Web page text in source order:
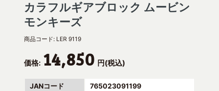
カラフルギアブロック ムービン
モンキーズ
商品コード: LER 9119
価格: 14,850 円(税込)
JANコード
765023091199